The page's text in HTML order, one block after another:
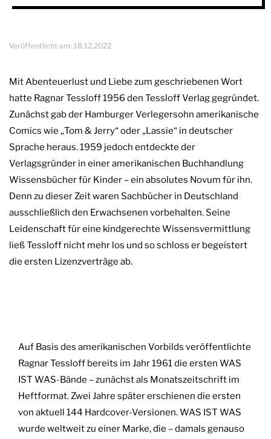
Veröffentlicht am: 18.12.2022
Mit Abenteuerlust und Liebe zum geschriebenen Wort
hatte Ragnar Tessloff 1956 den Tessloff Verlag gegründet.
Zunächst gab der Hamburger Verlegersohn amerikanische
Comics wie „Tom & Jerry“ oder „Lassie“ in deutscher
Sprache heraus. 1959 jedoch entdeckte der
Verlagsgründer in einer amerikanischen Buchhandlung
Wissensbücher für Kinder – ein absolutes Novum für ihn.
Denn zu dieser Zeit waren Sachbücher in Deutschland
ausschließlich den Erwachsenen vorbehalten. Seine
Leidenschaft für eine kindgerechte Wissensvermittlung
ließ Tessloff nicht mehr los und so schloss er begeistert
die ersten Lizenzverträge ab.
Auf Basis des amerikanischen Vorbilds veröffentlichte
Ragnar Tessloff bereits im Jahr 1961 die ersten WAS
IST WAS-Bände – zunächst als Monatszeitschrift im
Heftformat. Zwei Jahre später erschienen die ersten
von aktuell 144 Hardcover-Versionen. WAS IST WAS
wurde weltweit zu einer Marke, die – damals genauso